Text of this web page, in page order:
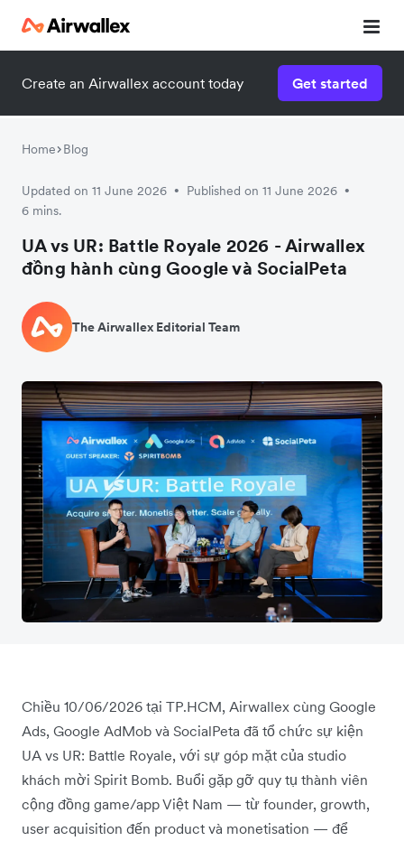
Create an Airwallex account today Get started
Home Blog
Updated on 11 June 2026 • Published on 11 June 2026 •
6 mins.
UA vs UR: Battle Royale 2026 - Airwallex
đồng hành cùng Google và SocialPeta
The Airwallex Editorial Team
Chiều 10/06/2026 tại TP.HCM, Airwallex cùng Google
Ads, Google AdMob và SocialPeta đã tổ chức sự kiện
UA vs UR: Battle Royale, với sự góp mặt của studio
khách mời Spirit Bomb. Buổi gặp gỡ quy tụ thành viên
cộng đồng game/app Việt Nam — từ founder, growth,
user acquisition đến product và monetisation — để